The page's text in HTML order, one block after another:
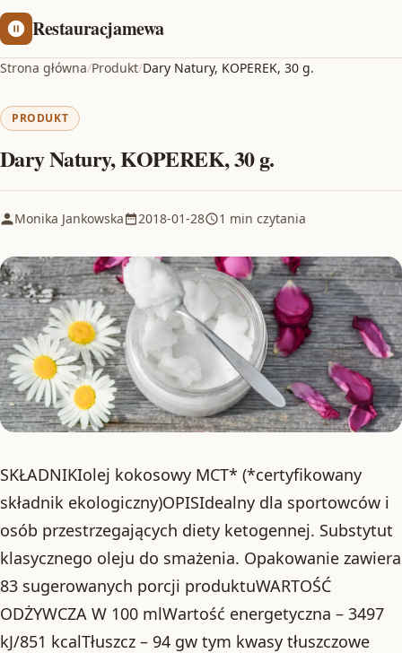
Restauracjamewa
Strona główna/Produkt/Dary Natury, KOPEREK, 30 g.
PRODUKT
Dary Natury, KOPEREK, 30 g.
Monika Jankowska 2018-01-28 1 min czytania
SKŁADNIKIolej kokosowy MCT* (*certyfikowany
składnik ekologiczny)OPISIdealny dla sportowców i
osób przestrzegających diety ketogennej. Substytut
klasycznego oleju do smażenia. Opakowanie zawiera
83 sugerowanych porcji produktuWARTOŚĆ
ODŻYWCZA W 100 mlWartość energetyczna – 3497
kJ/851 kcalTłuszcz – 94 gw tym kwasy tłuszczowe